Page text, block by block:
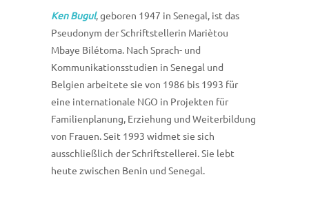
Ken Bugul, geboren 1947 in Senegal, ist das
Pseudonym der Schriftstellerin Mariètou
Mbaye Bilétoma. Nach Sprach- und
Kommunikationsstudien in Senegal und
Belgien arbeitete sie von 1986 bis 1993 für
eine internationale NGO in Projekten für
Familienplanung, Erziehung und Weiterbildung
von Frauen. Seit 1993 widmet sie sich
ausschließlich der Schriftstellerei. Sie lebt
heute zwischen Benin und Senegal.